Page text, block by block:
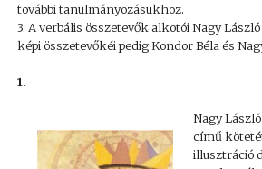
további tanulmányozásukhoz.
3. A verbális összetevők alkotói Nagy
képi összetevőkéi pedig Kondor Béla és
1.
Nagy
című
illusztráció